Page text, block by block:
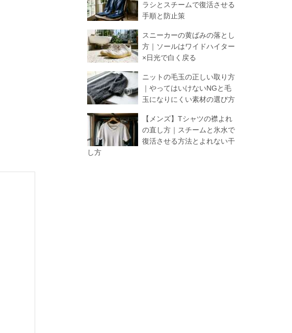
ラシとスチームで復活させる
手順と防止策
スニーカーの黄ばみの落とし
方｜ソールはワイドハイター
×日光で白く戻る
ニットの毛玉の正しい取り方
｜やってはいけないNGと毛
玉になりにくい素材の選び方
【メンズ】Tシャツの襟よれ
の直し方｜スチームと氷水で
復活させる方法とよれない干
し方